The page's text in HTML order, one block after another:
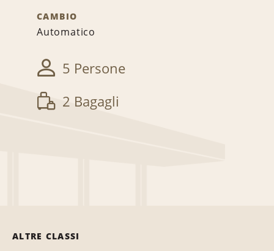
CAMBIO
Automatico
5 Persone
2 Bagagli
ALTRE CLASSI